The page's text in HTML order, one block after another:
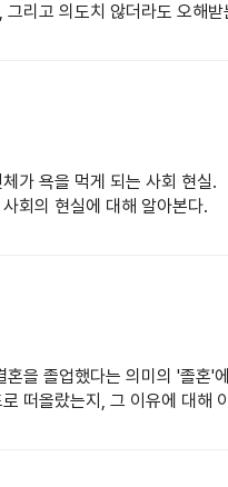
리고 의도치 않더라도 오해
가 욕을 먹게 되는 사회 현실.
회의 현실에 대해 알아본다.
을 졸업했다는 의미의 '졸혼'
떠올랐는지, 그 이유에 대해